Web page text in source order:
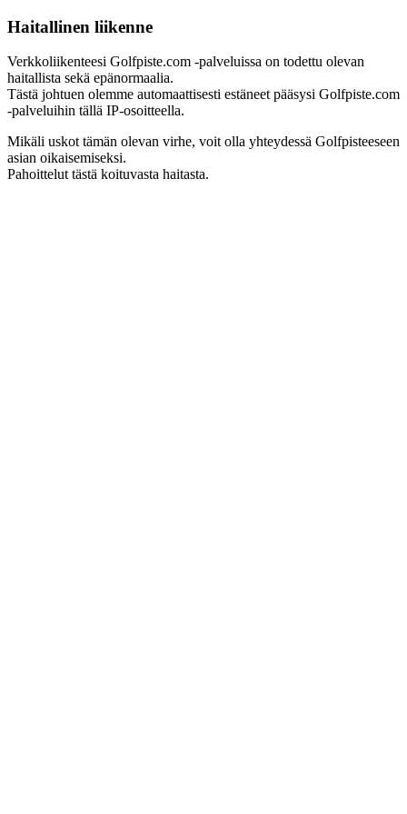
Haitallinen liikenne
Verkkoliikenteesi Golfpiste.com -palveluissa on todettu olevan
haitallista sekä epänormaalia.
Tästä johtuen olemme automaattisesti estäneet pääsysi Golfpiste.com
-palveluihin tällä IP-osoitteella.
Mikäli uskot tämän olevan virhe, voit olla yhteydessä Golfpisteeseen
asian oikaisemiseksi.
Pahoittelut tästä koituvasta haitasta.